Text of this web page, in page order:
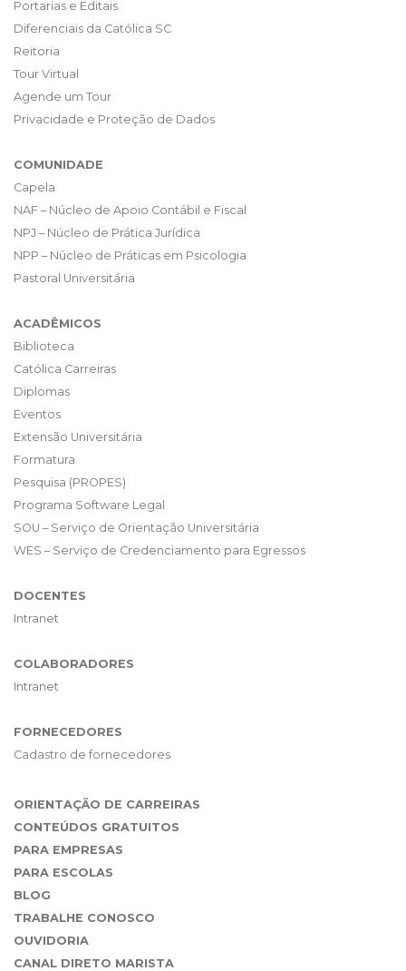
Portarias e Editais
Diferenciais da Católica SC
Reitoria
Tour Virtual
Agende um Tour
Privacidade e Proteção de Dados
COMUNIDADE
Capela
NAF – Núcleo de Apoio Contábil e Fiscal
NPJ – Núcleo de Prática Jurídica
NPP – Núcleo de Práticas em Psicologia
Pastoral Universitária
ACADÊMICOS
Biblioteca
Católica Carreiras
Diplomas
Eventos
Extensão Universitária
Formatura
Pesquisa (PROPES)
Programa Software Legal
SOU – Serviço de Orientação Universitária
WES – Serviço de Credenciamento para Egressos
DOCENTES
Intranet
COLABORADORES
Intranet
FORNECEDORES
Cadastro de fornecedores
ORIENTAÇÃO DE CARREIRAS
CONTEÚDOS GRATUITOS
PARA EMPRESAS
PARA ESCOLAS
BLOG
TRABALHE CONOSCO
OUVIDORIA
CANAL DIRETO MARISTA